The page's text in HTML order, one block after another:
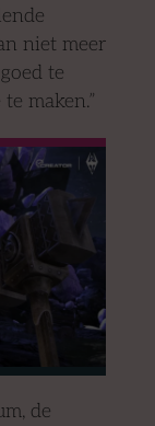
niet meer
te
maken.”
de